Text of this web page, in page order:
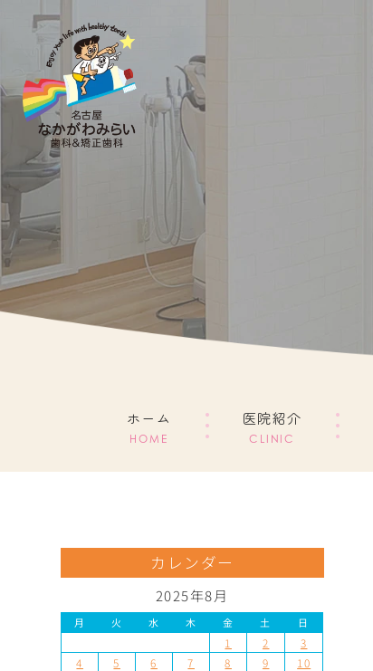
ホーム
HOME
医院紹介
CLINIC
カレンダー
2025年8月
月 火 水 木 金 土 日
1 2
3
4
5 6 7 8 9
10